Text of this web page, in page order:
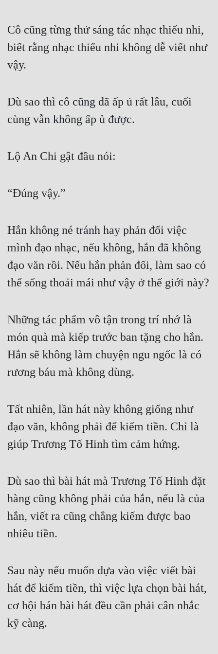
Ngược
Nữ Cường
Phong Thủy - Tâm Linh
Phản Phái
Quân Sự
Sảng Văn
Tiểu Thuyết
Trinh Thám
Trùng Sinh
Trọng Sinh
Tu Chân
Tội Phạm
Xuyên Nhanh
Xuyên Sách
Xuyên Thư
Cô cũng từng thử sáng tác nhạc thiếu nhi,
biết rằng nhạc thiếu nhi không dễ viết như
vậy.
Dù sao thì cô cũng đã ấp ủ rất lâu, cuối
cùng vẫn không ấp ủ được.
Lộ An Chi gật đầu nói:
“Đúng vậy.”
Hắn không né tránh hay phản đối việc
mình đạo nhạc, nếu không, hắn đã không
đạo văn rồi. Nếu hắn phản đối, làm sao có
thể sống thoải mái như vậy ở thế giới này?
Những tác phẩm vô tận trong trí nhớ là
món quà mà kiếp trước ban tặng cho hắn.
Hắn sẽ không làm chuyện ngu ngốc là có
rương báu mà không dùng.
Tất nhiên, lần hát này không giống như
đạo văn, không phải để kiếm tiền. Chỉ là
giúp Trương Tố Hinh tìm cảm hứng.
Dù sao thì bài hát mà Trương Tố Hinh đặt
hàng cũng không phải của hắn, nếu là của
hắn, viết ra cũng chẳng kiếm được bao
nhiêu tiền.
Sau này nếu muốn dựa vào việc viết bài
hát để kiếm tiền, thì việc lựa chọn bài hát,
cơ hội bán bài hát đều cần phải cân nhắc
kỹ càng.